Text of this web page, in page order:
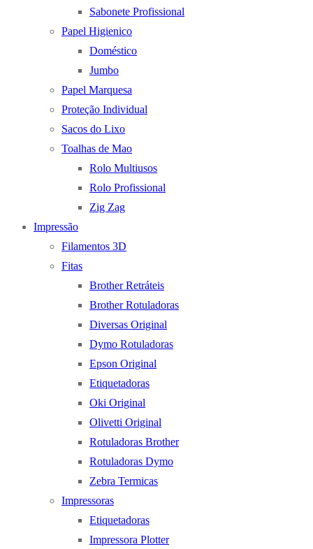
Sabonete Profissional
Papel Higienico
Doméstico
Jumbo
Papel Marquesa
Proteção Individual
Sacos do Lixo
Toalhas de Mao
Rolo Multiusos
Rolo Profissional
Zig Zag
Impressão
Filamentos 3D
Fitas
Brother Retráteis
Brother Rotuladoras
Diversas Original
Dymo Rotuladoras
Epson Original
Etiquetadoras
Oki Original
Olivetti Original
Rotuladoras Brother
Rotuladoras Dymo
Zebra Termicas
Impressoras
Etiquetadoras
Impressora Plotter